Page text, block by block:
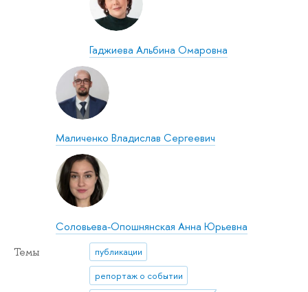
Гаджиева Альбина Омаровна
Маличенко Владислав Сергеевич
Соловьева-Опошнянская Анна Юрьевна
Темы
публикации
репортаж о событии